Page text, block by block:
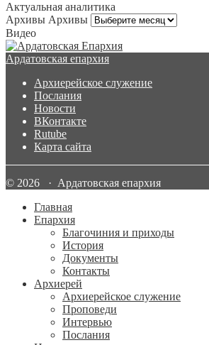
Актуальная аналитика
Архивы Архивы
Видео
Ардатовская епархия
Архиерейское служение
Послания
Новости
ВКонтакте
Rutube
Карта сайта
© 2026 · Ардатовская епархия
Главная
Епархия
Благочиния и приходы
История
Документы
Контакты
Архиерей
Архиерейское служение
Проповеди
Интервью
Послания